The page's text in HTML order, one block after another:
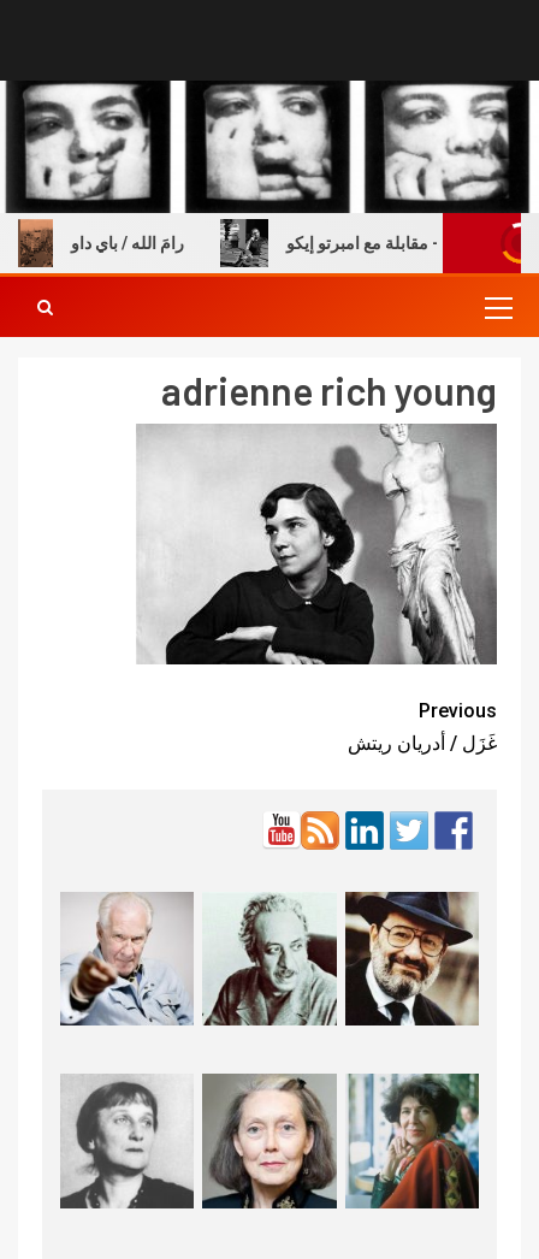
رامَ الله / باي داو والكتب – مقابلة مع امبرتو إيكو
adrienne rich young
Previous
غَزَل / أدريان ريتش